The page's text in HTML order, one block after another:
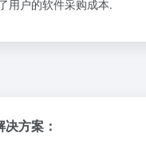
用户的软件采购成本.
方案：